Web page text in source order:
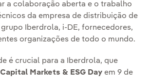
a colaboração aberta e o trabalho
da empresa de distribuição de
Iberdrola, i-DE, fornecedores,
organizações de todo o mundo.
é crucial para a Iberdrola, que
Capital Markets & ESG Day em 9 de